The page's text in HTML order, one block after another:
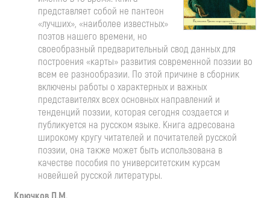
представляет собой не пантеон
«лучших», «наиболее известных»
поэтов нашего времени, но
своеобразный предварительный свод данных для
построения «карты» развития современной поэзии во
всем ее разнообразии. По этой причине в сборник
включены работы о характерных и важных
представителях всех основных направлений и
тенденций поэзии, которая сегодня создается и
публикуется на русском языке. Книга адресована
широкому кругу читателей и почитателей русской
поэзии, она также может быть использована в
качестве пособия по университетским курсам
новейшей русской литературы.